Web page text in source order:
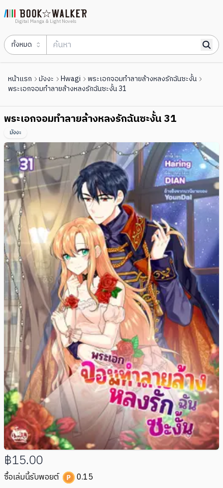
Digital Manga & Light Novels
ทั้งหมด
หน้าแรก มังงะ Hwagi
พระเอกจอมทำลายล้างหลงรักฉันซะงั้น
พระเอกจอมทำลายล้างหลงรักฉันซะงั้น 31
พระเอกจอมทำลายล้างหลงรักฉันซะงั้น 31
มังงะ
฿15.00
ซื้อเล่มนี้รับพอยต์ 0.15